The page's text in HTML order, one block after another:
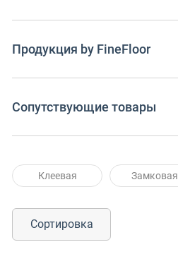
Продукция by FineFloor
Сопутствующие товары
Клеевая Замковая
Сортировка